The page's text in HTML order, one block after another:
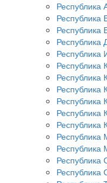
Республика
Республика
Республика
Республика
Республика
Республика
Республика
Республика
Республика
Республика
Республика
Республика
Республика
Республика